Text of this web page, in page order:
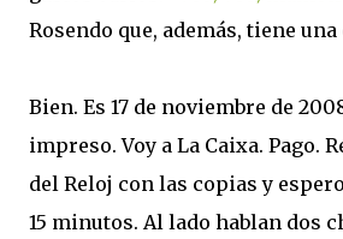
Rosendo que, además, tiene
Bien. Es 17 de noviembre de
impreso. Voy a La Caixa. Pago.
del Reloj con las copias y
15 minutos. Al lado hablan dos